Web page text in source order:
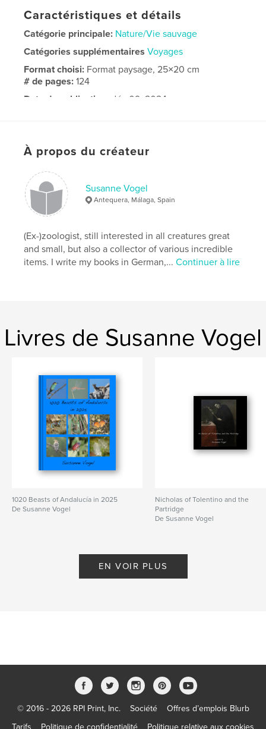
Caractéristiques et détails
Catégorie principale: Nature/Vie sauvage
Catégories supplémentaires Voyages
Format choisi: Format paysage, 25×20 cm
# de pages:124
Date de publication:
déc 09, 2024
À propos du créateur
Susanne Vogel
Antequera, Málaga, Spain
(Ex-)zoologist, still interested in all creatures great
and small, but also a collector of various incredible
items. I write my books in German,...Continuer à lire
Livres de Susanne Vogel
1020 Beasts of Andalucía in 2025
De Susanne Vogel
Nicholas of Tolentino and the
Partridge
De Susanne Vogel
EN VOIR PLUS
© 2016 - 2026 RPI Print, Inc. Société
Offres d’emplois Blurb
Tarifs
Politique de confidentialité Politique relative aux cookies